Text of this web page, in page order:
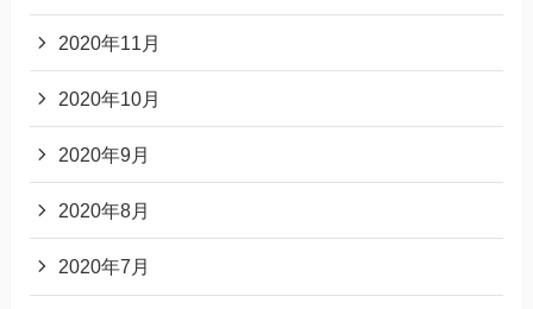
2020年11月
2020年10月
2020年9月
2020年8月
2020年7月